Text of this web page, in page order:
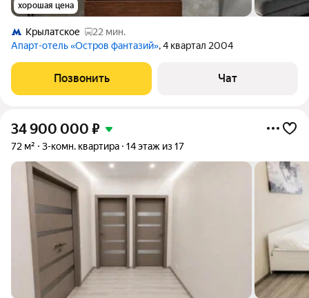
хорошая цена
Крылатское
22 мин.
Апарт-отель «Остров фантазий», 4 квартал 2004
Позвонить Чат
34 900 000 ₽
72 м² 3-комн. квартира 14 этаж из 17